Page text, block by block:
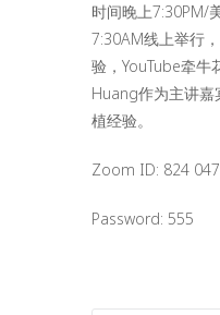
时间晚上7:30PM/
7:30AM线上举行
验，YouTube牵牛
Huang作为主讲嘉
植经验。
Zoom ID: 824
Password: 555